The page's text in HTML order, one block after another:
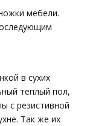
мебели.
в сухих
теплый пол,
с резистивной
Так же их